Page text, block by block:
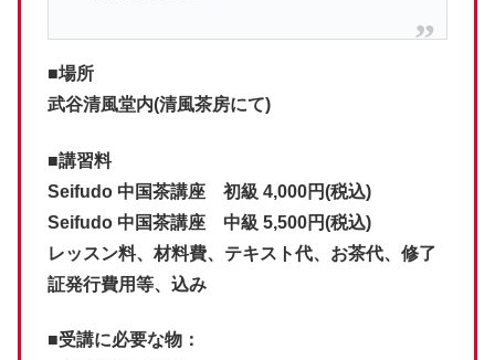
■場所
武谷清風堂内(清風茶房にて)
■講習料
Seifudo 中国茶講座 初級 4,000円(税込)
Seifudo 中国茶講座 中級 5,500円(税込)
レッスン料、材料費、テキスト代、お茶代、修了
証発行費用等、込み
■受講に必要な物：